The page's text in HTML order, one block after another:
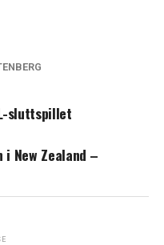
sluttspillet
New Zealand –